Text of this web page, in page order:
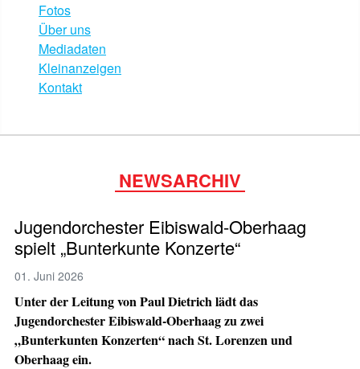
Fotos
Über uns
Mediadaten
Kleinanzeigen
Kontakt
NEWSARCHIV
Jugendorchester Eibiswald-Oberhaag
spielt „Bunterkunte Konzerte“
01. Juni 2026
Unter der Leitung von Paul Dietrich lädt das
Jugendorchester Eibiswald-Oberhaag zu zwei
„Bunterkunten Konzerten“ nach St. Lorenzen und
Oberhaag ein.